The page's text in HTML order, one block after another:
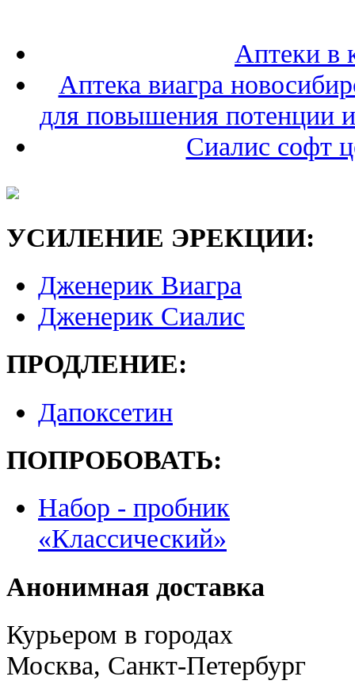
Аптеки в
Аптека виагра
для повышения потенции
Сиалис софт
УСИЛЕНИЕ ЭРЕКЦИИ:
Дженерик Виагра
Дженерик Сиалис
ПРОДЛЕНИЕ:
Дапоксетин
ПОПРОБОВАТЬ:
Набор - пробник
«Классический»
Анонимная доставка
Курьером в городах
Москва, Санкт-Петербург